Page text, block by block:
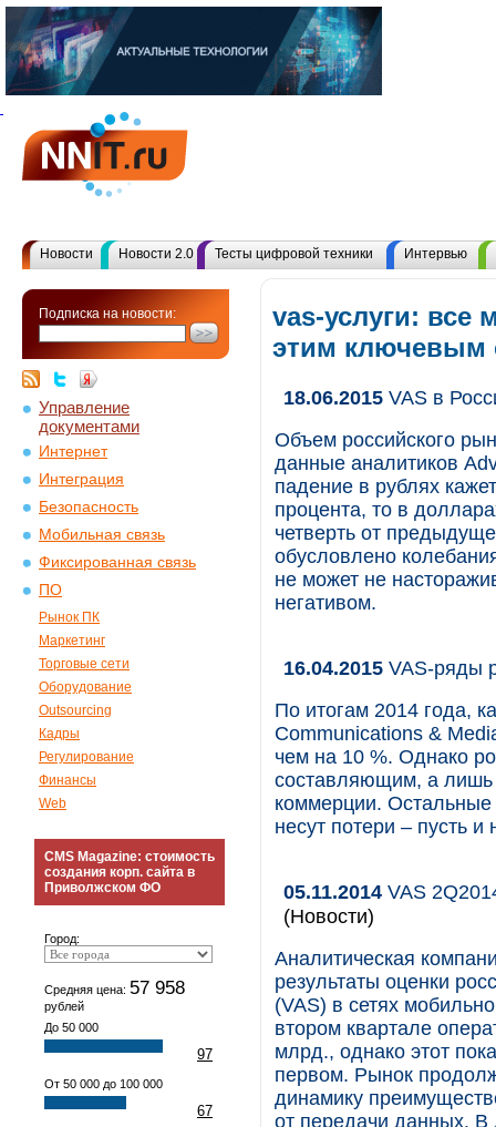
Новости Новости 2.0 Тесты цифровой техники Интервью
Подписка на новости:
Управление
документами
Интернет
Интеграция
Безопасность
Мобильная связь
Фиксированная связь
ПО
Рынок ПК
Маркетинг
Торговые сети
Оборудование
Outsourcing
Кадры
Регулирование
Финансы
Web
CMS Magazine: стоимость
создания корп. сайта в
Приволжском ФО
Город:
Средняя цена: 57 958
рублей
До 50 000
97
От 50 000 до 100 000
67
vas-услуги: все
этим ключевым
18.06.2015 VAS в
Объем российского
данные аналитиков
падение в рублях
процента, то в
четверть от
обусловлено
не может не
негативом.
16.04.2015 VAS-ряды
По итогам 2014 года,
Communications &
чем на 10 %. Однако
составляющим, а лишь
коммерции.
несут потери – пусть
05.11.2014 VAS
(Новости)
Аналитическая
результаты оценки
(VAS) в сетях
втором квартале
млрд., однако этот
первом. Рынок
динамику
от передачи данных. В